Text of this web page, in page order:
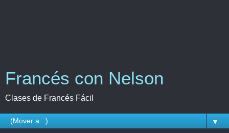
Francés con Nelson
Clases de Francés Fácil
▼